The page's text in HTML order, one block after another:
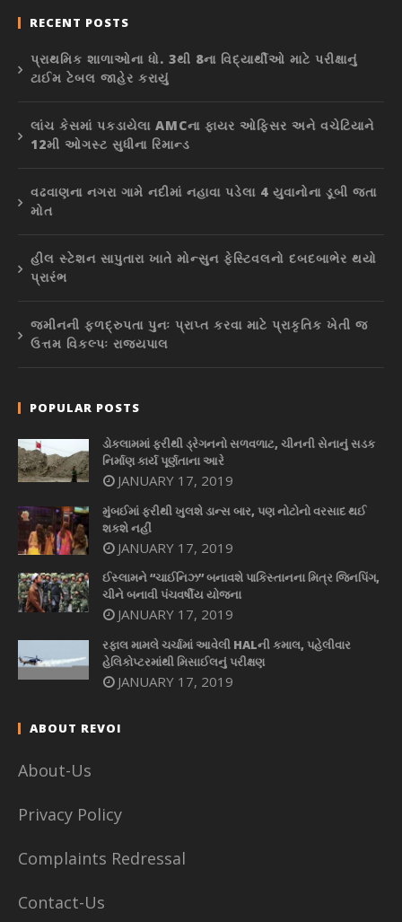
RECENT POSTS
પ્રાથમિક શાળાઓના ધો. 3થી 8ના વિદ્યાર્થીઓ માટે પરીક્ષાનું
ટાઈમ ટેબલ જાહેર કરાયું
લાંચ કેસમાં પકડાયેલા AMCના ફાયર ઓફિસર અને વચેટિયાને
12મી ઓગસ્ટ સુધીના રિમાન્ડ
વઢવાણના નગરા ગામે નદીમાં નહાવા પડેલા 4 યુવાનોના ડૂબી જતા
મોત
હીલ સ્ટેશન સાપુતારા ખાતે મોન્સુન ફેસ્ટિવલનો દબદબાભેર થયો
પ્રારંભ
જમીનની ફળદ્રુપતા પુનઃ પ્રાપ્ત કરવા માટે પ્રાકૃતિક ખેતી જ
ઉત્તમ વિકલ્પઃ રાજ્યપાલ
POPULAR POSTS
ડોકલામમાં ફરીથી ડ્રેગનનો સળવળાટ, ચીનની સેનાનું સડક
નિર્માણ કાર્ય પૂર્ણતાના આરે
JANUARY 17, 2019
મુંબઈમાં ફરીથી ખુલશે ડાન્સ બાર, પણ નોટોનો વરસાદ થઈ
શકશે નહીં
JANUARY 17, 2019
ઈસ્લામને “ચાઈનિઝ” બનાવશે પાકિસ્તાનના મિત્ર જિનપિંગ,
ચીને બનાવી પંચવર્ષીય યોજના
JANUARY 17, 2019
રફાલ મામલે ચર્ચામાં આવેલી HALની કમાલ, પહેલીવાર
હેલિકોપ્ટરમાંથી મિસાઈલનું પરીક્ષણ
JANUARY 17, 2019
ABOUT REVOI
About-Us
Privacy Policy
Complaints Redressal
Contact-Us